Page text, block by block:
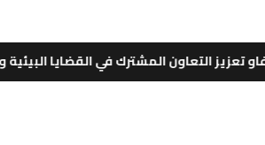
المشترك في القضايا البيئية والمناخية